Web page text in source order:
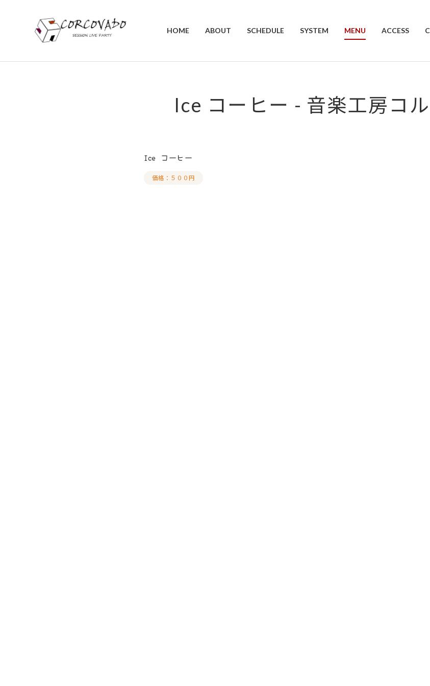
HOME ABOUT SCHEDULE SYSTEM MENU ACCESS
Ice コーヒー - 音楽工房コ
Ice コーヒー
価格：５００円